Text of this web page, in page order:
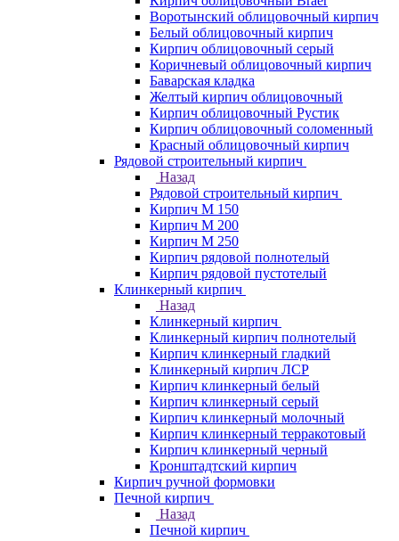
Воротынский облицовочный кирпич
Белый облицовочный кирпич
Кирпич облицовочный серый
Коричневый облицовочный кирпич
Баварская кладка
Желтый кирпич облицовочный
Кирпич облицовочный Рустик
Кирпич облицовочный соломенный
Красный облицовочный кирпич
Рядовой строительный кирпич
Назад
Рядовой строительный кирпич
Кирпич М 150
Кирпич М 200
Кирпич М 250
Кирпич рядовой полнотелый
Кирпич рядовой пустотелый
Клинкерный кирпич
Назад
Клинкерный кирпич
Клинкерный кирпич полнотелый
Кирпич клинкерный гладкий
Клинкерный кирпич ЛСР
Кирпич клинкерный белый
Кирпич клинкерный серый
Кирпич клинкерный молочный
Кирпич клинкерный терракотовый
Кирпич клинкерный черный
Кронштадтский кирпич
Кирпич ручной формовки
Печной кирпич
Назад
Печной кирпич